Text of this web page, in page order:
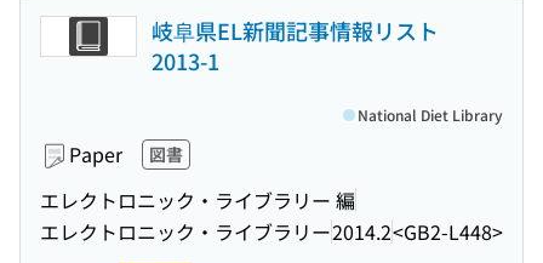
岐阜県EL新聞記事情報リスト
2013-1
Paper 図書
エレクトロニック・ライブラリー 編
エレクトロニック・ライブラリー2014.2<GB2-L448>
National Diet Library